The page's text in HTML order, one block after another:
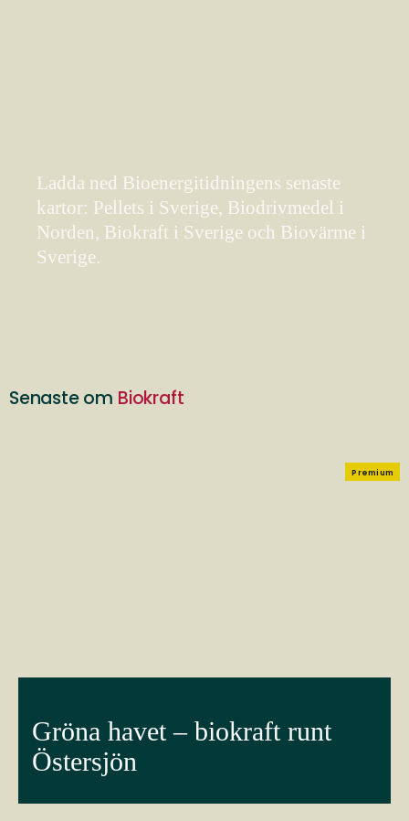
Ladda ned Bioenergitidningens senaste
kartor: Pellets i Sverige, Biodrivmedel i
Norden, Biokraft i Sverige och Biovärme i
Sverige.
Senaste om Biokraft
Premium
Gröna havet – biokraft runt
Östersjön